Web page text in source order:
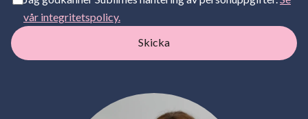
vår integritetspolicy.